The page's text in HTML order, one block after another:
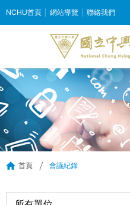
NCHU首頁 網站導覽 聯絡我們
首頁 會議紀錄